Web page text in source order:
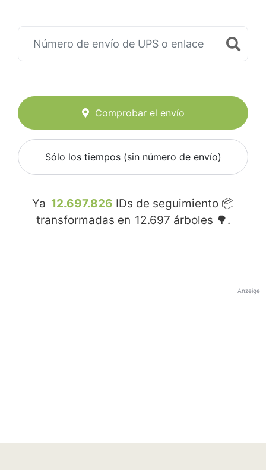
Comprobar el envío
Sólo los tiempos (sin número de envío)
Ya 12.697.826 IDs de seguimiento 📦
transformadas en 12.697 árboles 🌳.
Anzeige